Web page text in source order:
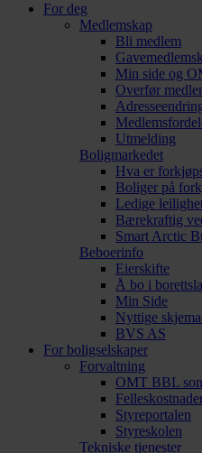
For deg
Medlemskap
Bli medlem
Min side og
Overfør
Utmelding
Boligmarkedet
Hva er
Boliger på
Ledige
Bærekraftig
Smart Arctic
Beboerinfo
Eierskifte
Å bo i
Min Side
Nyttige
BVS AS
For boligselskaper
Forvaltning
OMT BBL
Styreportalen
Styreskolen
Tekniske tjenester